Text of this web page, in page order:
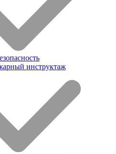
инструктаж